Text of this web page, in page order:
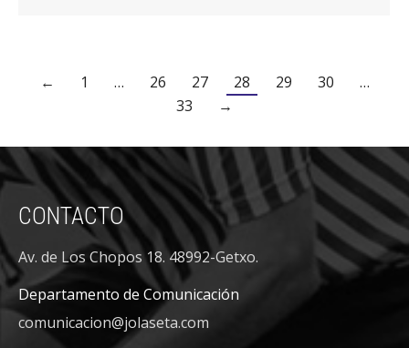
← 1 … 26 27 28 29 30
…
33
→
CONTACTO
Av. de Los Chopos 18. 48992-Getxo.
Departamento de Comunicación
comunicacion@jolaseta.com